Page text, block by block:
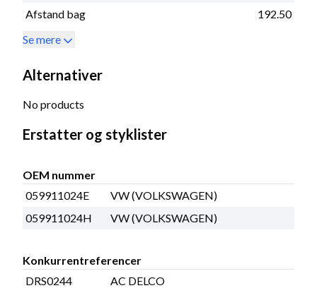
Afstand bag
192.50
Se mere
Alternativer
No products
Erstatter og styklister
OEM nummer
059911024E
VW (VOLKSWAGEN)
059911024H
VW (VOLKSWAGEN)
Konkurrentreferencer
DRS0244
AC DELCO